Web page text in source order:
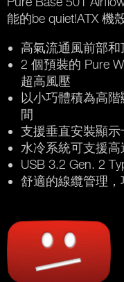
能的be quiet!ATX 機
高氣流通風前部
2 個預裝的 Pure
超高風壓
以小巧體積為高
間
支援垂直安裝顯示
水冷系統可支援
USB 3.2 Gen. 2
舒適的線纜管理